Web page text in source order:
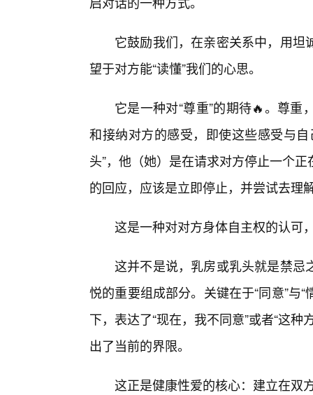
它鼓励我们，在亲密关系中，用
望于对方能“读懂”我们的心思。
它是一种对“尊重”的期待🔥。尊
和接纳对方的感受，即使这些感受与
头”，他（她）是在请求对方停止一个
的回应，应该是立即停止，并尝试去理
这是一种对对方身体自主权的认可
这并不是说，乳房或乳头就是禁忌
悦的重要组成部分。关键在于“同意”与
下，表达了“现在，我不同意”或者“这
出了当前的界限。
这正是健康性爱的核心：建立在双